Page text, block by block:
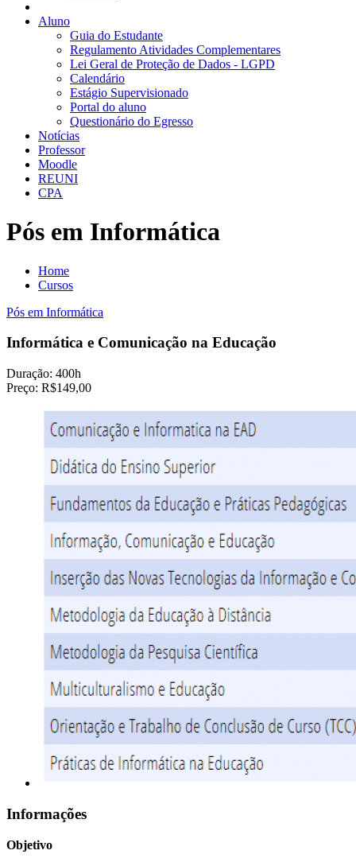
Aluno
Guia do Estudante
Regulamento Atividades Complementares
Lei Geral de Proteção de Dados - LGPD
Calendário
Estágio Supervisionado
Portal do aluno
Questionário do Egresso
Notícias
Professor
Moodle
REUNI
CPA
Pós em Informática
Home
Cursos
Pós em Informática
Informática e Comunicação na Educação
Duração: 400h
Preço: R$149,00
Informações
Objetivo